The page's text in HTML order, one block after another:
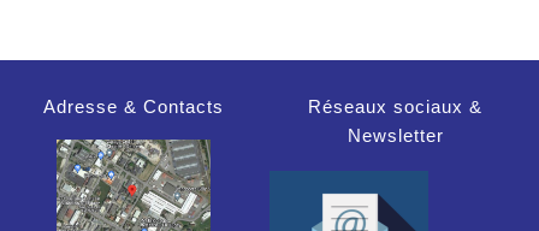
Adresse & Contacts
Réseaux sociaux &
Newsletter